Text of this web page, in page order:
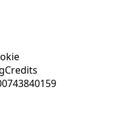
Credits